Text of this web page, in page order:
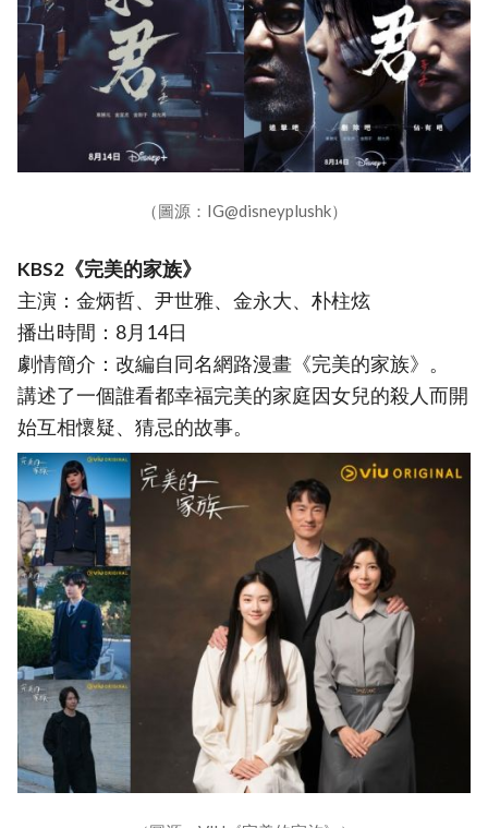
（圖源：IG@disneyplushk）
KBS2《完美的家族》
主演：金炳哲、尹世雅、金永大、朴柱炫
播出時間：8月14日
劇情簡介：改編自同名網路漫畫《完美的家族》。
講述了一個誰看都幸福完美的家庭因女兒的殺人而開
始互相懷疑、猜忌的故事。